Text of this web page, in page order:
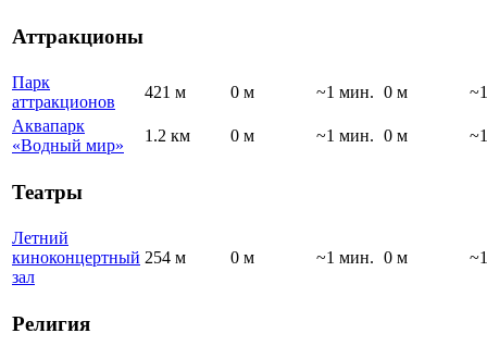
Аттракционы
Парк
аттракционов
421 м 0 м ~1 мин. 0 м
Аквапарк
«Водный мир»
1.2 км 0 м ~1 мин. 0 м
Театры
Летний
киноконцертный
зал
254 м 0 м ~1 мин. 0 м
Религия